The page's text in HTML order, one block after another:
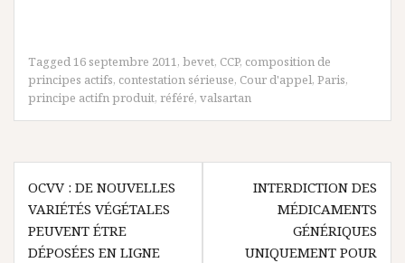
Tagged16 septembre 2011, bevet, CCP, composition de
principes actifs, contestation sérieuse, Cour d'appel, Paris,
principe actifn produit, référé, valsartan
Navigation
de
l’article
OCVV : DE NOUVELLES
VARIÉTÉS VÉGÉTALES
PEUVENT ÉTRE
DÉPOSÉES EN LIGNE
INTERDICTION DES
MÉDICAMENTS
GÉNÉRIQUES
UNIQUEMENT POUR